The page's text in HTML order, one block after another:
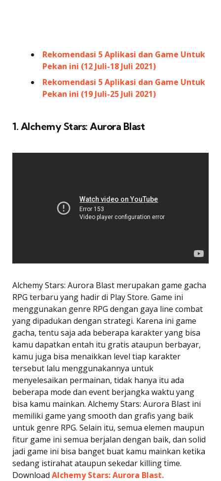
Rekomendasi 5 Aplikasi dan Game Untuk
Pekan ini (12 Juli-18 Juli 2021)
Rekomendasi 5 Aplikasi dan Game Untuk
Pekan ini (19 Juli-25 Juli 2021)
1. Alchemy Stars: Aurora Blast
Alchemy Stars: Aurora Blast merupakan game gacha
RPG terbaru yang hadir di Play Store. Game ini
menggunakan genre RPG dengan gaya line combat
yang dipadukan dengan strategi. Karena ini game
gacha, tentu saja ada beberapa karakter yang bisa
kamu dapatkan entah itu gratis ataupun berbayar,
kamu juga bisa menaikkan level tiap karakter
tersebut lalu menggunakannya untuk
menyelesaikan permainan, tidak hanya itu ada
beberapa mode dan event berjangka waktu yang
bisa kamu mainkan. Alchemy Stars: Aurora Blast ini
memiliki game yang smooth dan grafis yang baik
untuk genre RPG. Selain itu, semua elemen maupun
fitur game ini semua berjalan dengan baik, dan solid
jadi game ini bisa banget buat kamu mainkan ketika
sedang istirahat ataupun sekedar killing time.
Download Alchemy Stars: Aurora Blast.